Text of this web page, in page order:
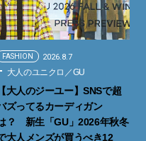
FASHION 2026.8.7
大人のユニクロ／GU
【大人のジーユー】SNSで超
ズってるカーディガン
？ 新生「GU」2026年秋冬
大人メンズが買うべき12